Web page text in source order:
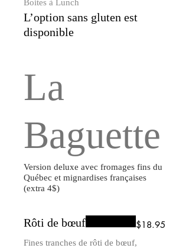
Boites à Lunch
L’option sans gluten est
disponible
La
Baguette
Version deluxe avec fromages fins du
Québec et mignardises françaises
(extra 4$)
Rôti de bœuf
Fines tranches de rôti de bœuf,
$18.95